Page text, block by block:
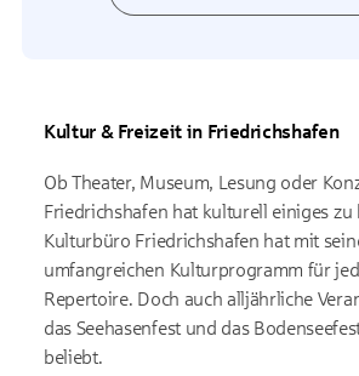
Kultur & Freizeit in Friedrichshafen
Ob Theater, Museum, Lesung oder
Friedrichshafen hat kulturell einiges zu
Kulturbüro Friedrichshafen hat mit
umfangreichen Kulturprogramm für
Repertoire. Doch auch alljährliche
das Seehasenfest und das
beliebt.